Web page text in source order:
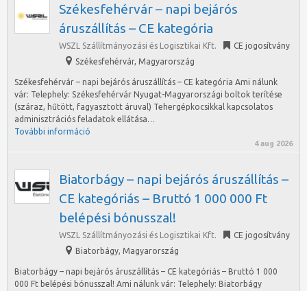
Székesfehérvár – napi bejárós
áruszállítás – CE kategória
WSZL Szállítmányozási és Logisztikai Kft.
CE jogosítvány
Székesfehérvár, Magyarország
Székesfehérvár – napi bejárós áruszállítás – CE kategória Ami nálunk
vár: Telephely: Székesfehérvár Nyugat-Magyarországi boltok terítése
(száraz, hűtött, fagyasztott áruval) Tehergépkocsikkal kapcsolatos
adminisztrációs feladatok ellátása…
További információ
4 aug 2026
Biatorbágy – napi bejárós áruszállítás –
CE kategóriás – Bruttó 1 000 000 Ft
belépési bónusszal!
WSZL Szállítmányozási és Logisztikai Kft.
CE jogosítvány
Biatorbágy, Magyarország
Biatorbágy – napi bejárós áruszállítás – CE kategóriás – Bruttó 1 000
000 Ft belépési bónusszal! Ami nálunk vár: Telephely: Biatorbágy